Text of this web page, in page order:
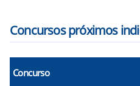
Concursos próximos
Concurso